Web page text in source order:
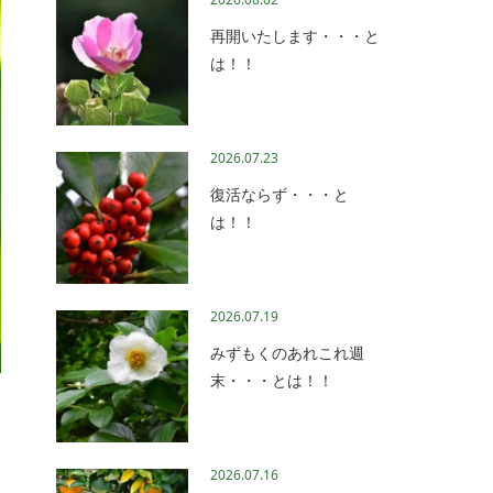
再開いたします・・・と
は！！
2026.07.23
復活ならず・・・と
は！！
2026.07.19
みずもくのあれこれ週
末・・・とは！！
2026.07.16